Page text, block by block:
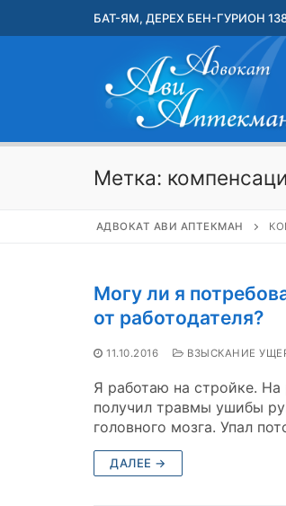
БАТ-ЯМ, ДЕРЕХ БЕН-ГУРИОН
Метка:
АДВОКАТ АВИ АПТЕКМАН
Могу ли я
от работодателя?
11.10.2016 ВЗЫСКАНИЕ
Я работаю на стройке. На
получил травмы ушибы
головного мозга. Упал
ДАЛЕЕ →